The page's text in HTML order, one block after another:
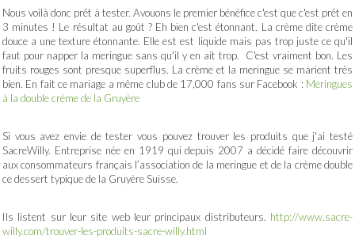
Nous voilà donc prêt à tester. Avouons le premier bénéfice c'est que c'est prêt en
3 minutes ! Le résultat au goût ? Eh bien c'est étonnant. La crème dite crème
douce a une texture étonnante. Elle est est liquide mais pas trop juste ce qu'il
faut pour napper la meringue sans qu'il y en ait trop. C'est vraiment bon. Les
fruits rouges sont presque superflus. La crème et la meringue se marient très
bien. En fait ce mariage a même club de 17,000 fans sur Facebook : Meringues
à la double crème de la Gruyère
Si vous avez envie de tester vous pouvez trouver les produits que j'ai testé
SacreWilly. Entreprise née en 1919 qui depuis 2007 a décidé faire découvrir
aux consommateurs français l’association de la meringue et de la crème double
ce dessert typique de la Gruyère Suisse.
Ils listent sur leur site web leur principaux distributeurs. http://www.sacre-
willy.com/trouver-les-produits-sacre-willy.html